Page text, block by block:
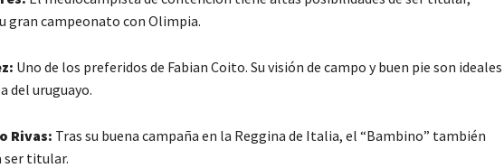
gran campeonato con Olimpia.
Uno de los preferidos de Fabian Coito. Su visión de campo y buen pie son ideales
del uruguayo.
Rivas: Tras su buena campaña en la Reggina de Italia, el “Bambino” también
ser titular.